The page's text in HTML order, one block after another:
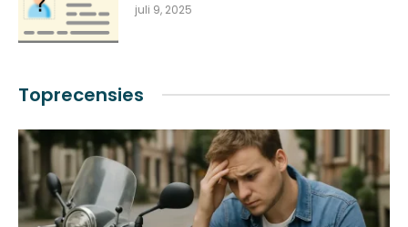
juli 9, 2025
Toprecensies